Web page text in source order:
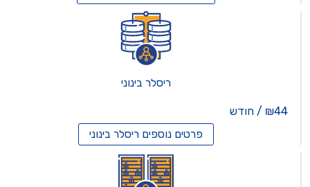
ריסלר בינוני
₪44 / חודש
פרטים נוספיםריסלר בינוני